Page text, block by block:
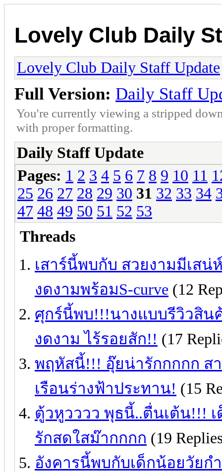
Lovely Club Daily
Lovely Club Daily Staff Update
Full Version: Daily Staff
You're currently viewing a stripped
with proper formatting.
Daily Staff Update
Pages: 1 2 3 4 5 6 7 8 9 10 11
25 26 27 28 29 30 31 32 33 34
47 48 49 50 51 52 53
Threads
เสาร์นี้พบกับ สวยงามมีเส
งดงามพร้อมS-curve (12
ศุกร์นี้พบ!!!นางแบบรีวิวสิน
งดงาม ไร้รอยสัก!! (17
พฤหัสนี้!!! อุ๊ยน่ารักกกกก ส
เรือนร่างฟ้าประทาน! (15
ตู้วหูวววว พุธนี้..ตื่นเต้น!!!
รักสดใสม๊ากกกก (19
อังคารนี้พบกับเด็กน้อยวัยก